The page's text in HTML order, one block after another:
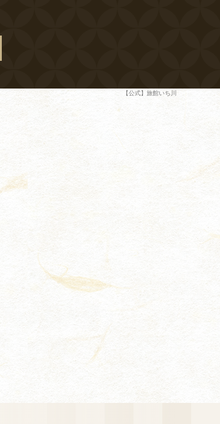
【公式】旅館いち川